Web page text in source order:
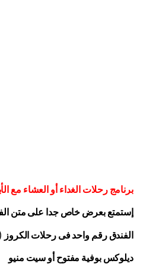
برنامج رحلات الغداء أو العشاء مع
إستمتع بعرض خاص جدا على متن
الفندق رقم واحد فى رحلات الكروز ( 5 نجوم
ديلوكس بوفية مفتوح أو سيت منيو